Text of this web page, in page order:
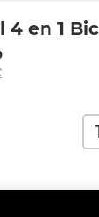
en 1